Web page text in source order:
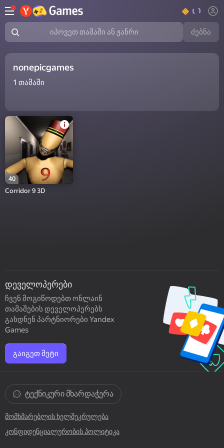
იპოვეთ თამაში ან ჟანრი ძებნა
nonepicgames
1 თამაში
40
Corridor 9 3D
დეველოპერები
ჩვენ მოგიწოდებთ ონლაინ
თამაშების დეველოპერებს
გახდნენ პარტნიორები Yandex
Games
გაიგეთ მეტი
მომხმარებლის ხელშეკრულება
კონფიდენციალურობის პოლიტიკა
ტექნიკური მხარდაჭერა